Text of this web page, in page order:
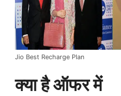
Jio Best Recharge Plan
क्या है ऑफर में